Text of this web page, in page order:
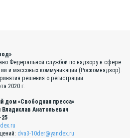
Федеральной службой по надзору в сфере
и массовых коммуникаций (Роскомнадзор).
решения о регистрации:
2020 г.
дом «Свободная пресса»
Анатольевич
25
dva3-10der@yandex.ru